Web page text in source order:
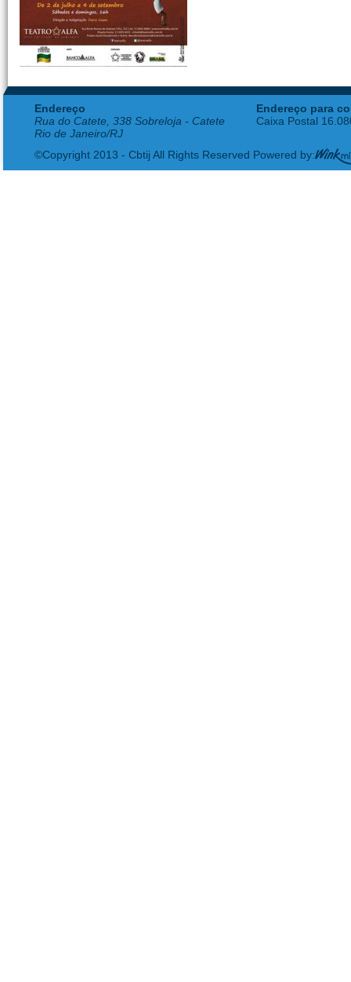
Endereço
Rua do Catete, 338 Sobreloja - Catete
Rio de Janeiro/RJ
Endereço para
Caixa Postal
©Copyright 2013 - Cbtij All Rights Reserved Powered by: